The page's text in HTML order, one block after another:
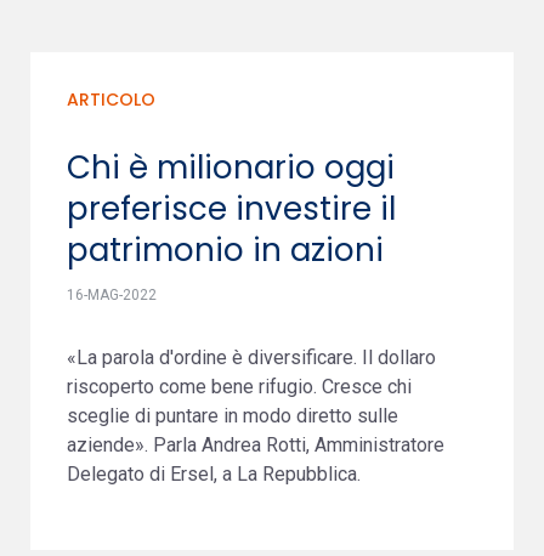
ARTICOLO
Chi è milionario oggi
preferisce investire il
patrimonio in azioni
16-MAG-2022
«La parola d'ordine è diversificare. Il dollaro
riscoperto come bene rifugio. Cresce chi
sceglie di puntare in modo diretto sulle
aziende». Parla Andrea Rotti, Amministratore
Delegato di Ersel, a La Repubblica.